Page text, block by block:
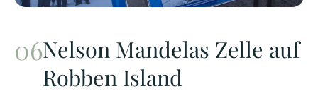
Nelson Mandelas Zelle auf
Robben Island